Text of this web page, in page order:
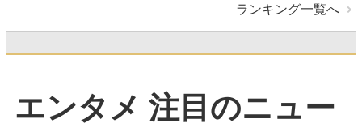
ランキング一覧へ
エンタメ 注目のニュー